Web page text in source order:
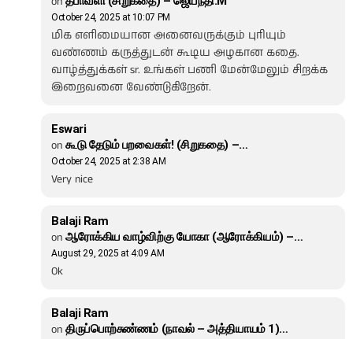
October 24, 2025 at 10:07 PM
மிக எளிமையான அனைவருக்கும் புரியும்
வண்ணம் கருத்துடன் கூடிய அழகான கதை.
வாழ்த்துக்கள் sr. உங்கள் பணி மேன்மேலும் சிறக்க
இறைவனை வேண்டுகிறேன்.
Eswari
on கூடு தேடும் பறவைகள்! (சிறுகதை) –…
October 24, 2025 at 2:38 AM
Very nice
Balaji Ram
on ஆரோக்கிய வாழ்விற்கு யோகா (ஆரோக்கியம்) –…
August 29, 2025 at 4:09 AM
Ok
Balaji Ram
on திருப்பொற்சுண்ணம் (நாவல் – அத்தியாயம் 1)…